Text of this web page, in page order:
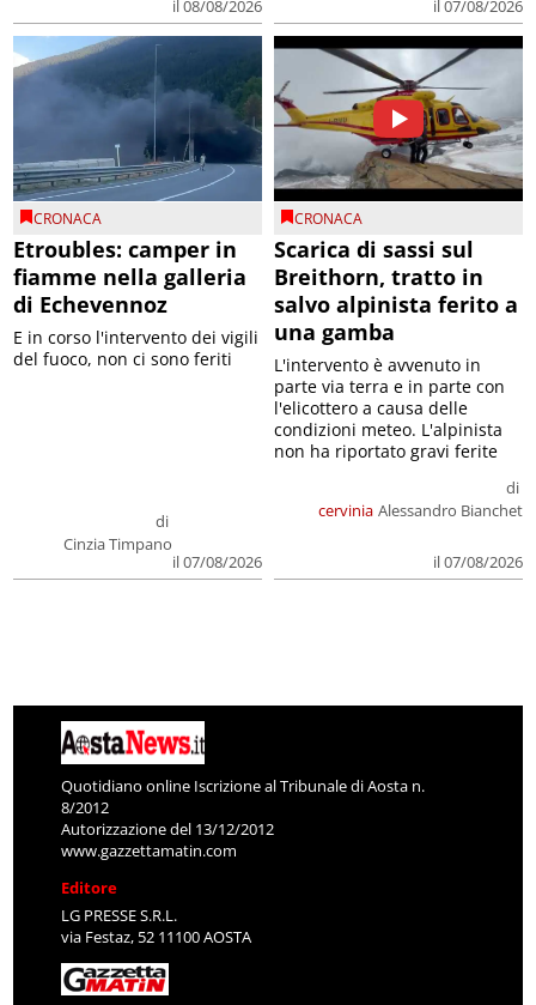
il 08/08/2026 il 07/08/2026
CRONACA
Etroubles: camper in
fiamme nella galleria
di Echevennoz
di
Cinzia Timpano
il 07/08/2026
E in corso l'intervento dei vigili
del fuoco, non ci sono feriti
CRONACA
Scarica di sassi sul
Breithorn, tratto in
salvo alpinista ferito a
una gamba
cervinia
di
Alessandro Bianchet
il 07/08/2026
L'intervento è avvenuto in
parte via terra e in parte con
l'elicottero a causa delle
condizioni meteo. L'alpinista
non ha riportato gravi ferite
Quotidiano online Iscrizione al Tribunale di Aosta n.
8/2012
Autorizzazione del 13/12/2012
www.gazzettamatin.com
Editore
LG PRESSE S.R.L.
via Festaz, 52 11100 AOSTA